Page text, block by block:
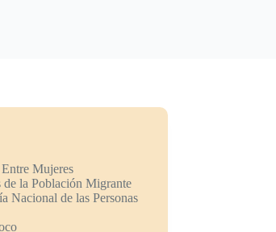
Mujeres
de la Población Migrante
Nacional de las Personas